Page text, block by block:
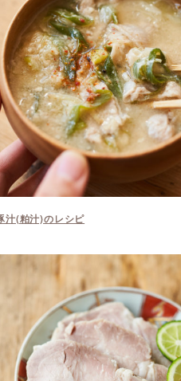
汁(粕汁)のレシピ